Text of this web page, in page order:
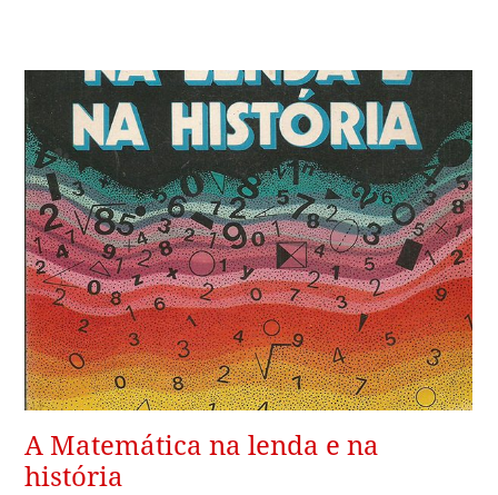
A Matemática na lenda e na
história